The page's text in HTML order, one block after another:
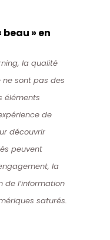
beau » en
la qualité
ne sont pas des
éléments
de
découvrir
peuvent
la
de l’information
saturés.